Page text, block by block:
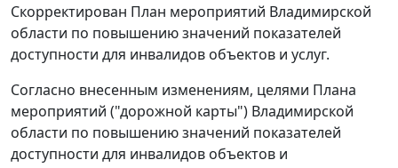
Скорректирован План мероприятий Владимирской
области по повышению значений показателей
доступности для инвалидов объектов и услуг.
Согласно внесенным изменениям, целями Плана
мероприятий ("дорожной карты") Владимирской
области по повышению значений показателей
доступности для инвалидов объектов и